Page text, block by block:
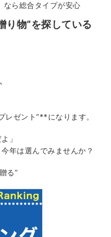
なら総合タイプが安心
り物”を探している
ゼント”**になります。
」
年は選んでみませんか？
る”